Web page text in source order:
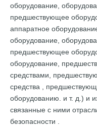
оборудование,
предшествующее
аппаратное
оборудование,
предшествующее
оборудование,
средствами,
средства ,
оборудованию. и т. д.) и
связанные с ними
безопасности